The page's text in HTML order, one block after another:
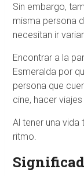
Sin embargo,
misma persona
necesitan ir
Encontrar a la
Esmeralda por
persona que
cine, hacer
Al tener una vida
ritmo.